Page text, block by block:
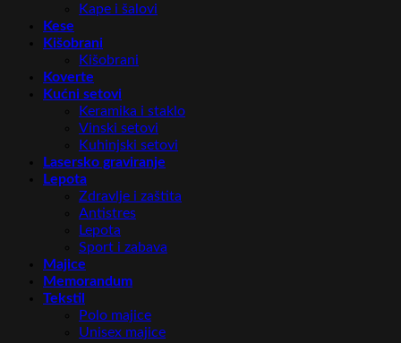
Kape i šalovi
Kese
Kišobrani
Kišobrani
Koverte
Kućni setovi
Keramika i staklo
Vinski setovi
Kuhinjski setovi
Lasersko graviranje
Lepota
Zdravlje i zaštita
Antistres
Lepota
Sport i zabava
Majice
Memorandum
Tekstil
Polo majice
Unisex majice